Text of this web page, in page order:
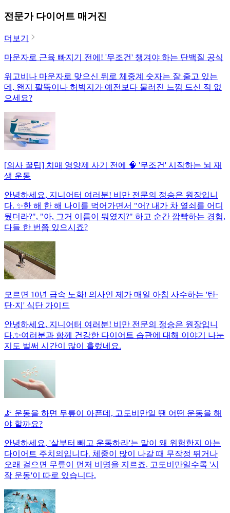
전문가 다이어트 매거진
더보기
마운자로 근육 빠지기 전에! '무조건' 챙겨야 하는 단백질 공식
위고비나 마운자로 맞으신 뒤로 체중계 숫자는 잘 줄고 있는
데, 왠지 팔뚝이나 허벅지가 예전보다 물러진 느낌 드신 적 없
으세요?
[의사 꿀팁] 치매 영양제 사기 전에 🧠 '무조건' 시작하는 뇌 재
생 운동
안녕하세요, 지니어터 여러분! 비만 전문의 정승은 원장입니
다. ✨한 해 한 해 나이를 먹어가면서 "어? 내가 차 열쇠를 어디
뒀더라?", "아, 그거 이름이 뭐였지?" 하고 순간 깜빡하는 경험,
다들 한 번쯤 있으시죠?
모르면 10년 급속 노화! 의사인 제가 매일 아침 사수하는 '탄·
단·지' 식단 가이드
안녕하세요, 지니어터 여러분! 비만 전문의 정승은 원장입니
다.✨여러분과 함께 건강한 다이어트 습관에 대해 이야기 나눈
지도 벌써 시간이 많이 흘렀네요.
🦵 운동을 하면 무릎이 아픈데, 고도비만일 땐 어떤 운동을 해
야 할까요?
안녕하세요, '살부터 빼고 운동하라'는 말이 왜 위험한지 아는
다이어트 주치의입니다. 체중이 많이 나갈 때 무작정 뛰거나
오래 걸으면 무릎이 먼저 비명을 지르죠. 고도비만일수록 '시
작 운동'이 따로 있습니다.